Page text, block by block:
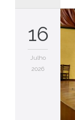
16
Julho
2026